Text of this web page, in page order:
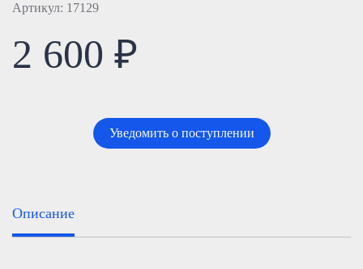
Артикул: 17129
2 600 ₽
Уведомить о поступлении
Описание